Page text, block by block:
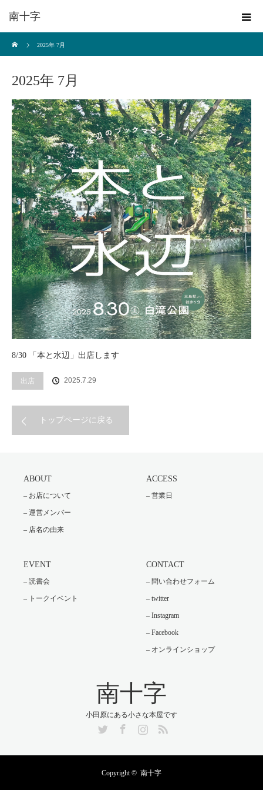
南十字
2025年 7月
2025年 7月
8/30 「本と水辺」出店します
出店 2025.7.29
トップページに戻る
ABOUT
– お店について
– 運営メンバー
– 店名の由来
ACCESS
– 営業日
EVENT
– 読書会
– トークイベント
CONTACT
– 問い合わせフォーム
– twitter
– Instagram
– Facebook
– オンラインショップ
南十字
小田原にある小さな本屋です
Copyright © 南十字